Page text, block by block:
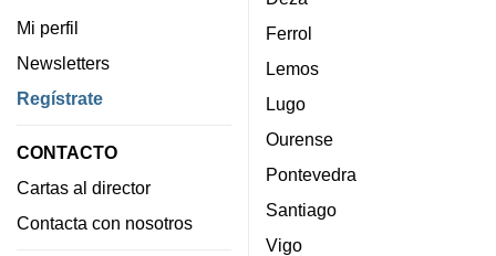
Mi perfil
Newsletters
Regístrate
CONTACTO
Cartas al director
Contacta con nosotros
Ferrol
Lemos
Lugo
Ourense
Pontevedra
Santiago
Vigo